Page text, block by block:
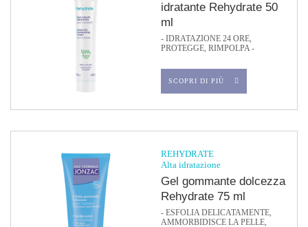
idratante Rehydrate 50
ml
- IDRATAZIONE 24 ORE,
PROTEGGE, RIMPOLPA -
SCOPRI DI PIÙ
REHYDRATE
Alta idratazione
Gel gommante dolcezza
Rehydrate 75 ml
- ESFOLIA DELICATAMENTE,
AMMORBIDISCE LA PELLE,